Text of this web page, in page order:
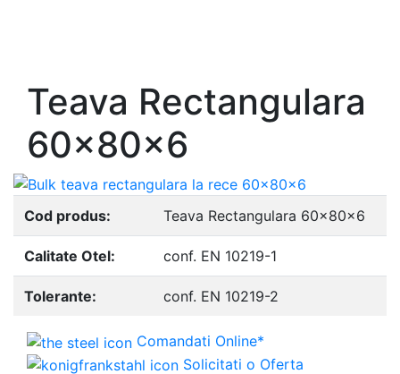
Teava Rectangulara
60x80x6
Cod produs: Teava Rectangulara 60x80x6
Calitate Otel: conf. EN 10219-1
Tolerante: conf. EN 10219-2
Comandati Online*
Solicitati o Oferta